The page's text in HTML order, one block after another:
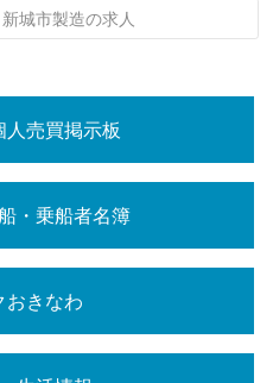
新城市製造の求人
売買掲示板
・乗船者名簿
おきなわ